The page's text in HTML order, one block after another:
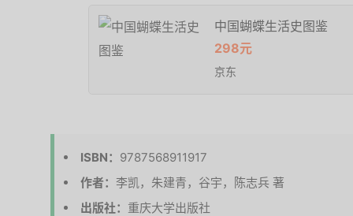
中国蝴蝶生活史图鉴
298元
京东
ISBN： 9787568911917
作者： 李凯，朱建青，谷宇，陈志兵 著
出版社： 重庆大学出版社